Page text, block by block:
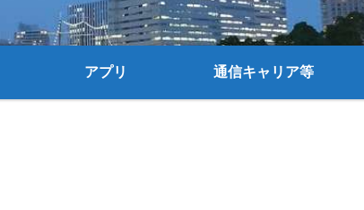
アプリ 通信キャリア等